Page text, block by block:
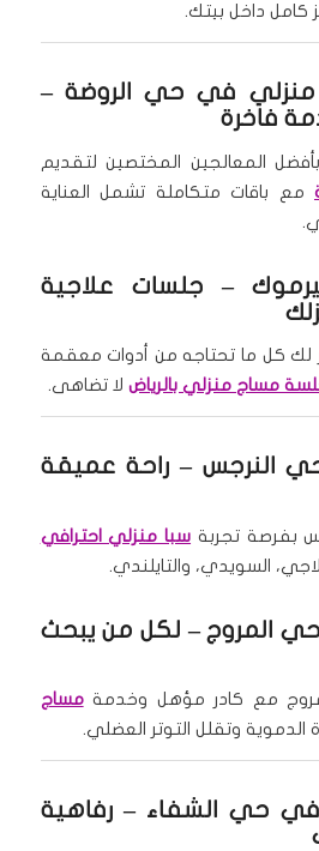
كامل داخل بيتك.
في حي الروضة –
فاخرة
المعالجين المختصين لتقديم
مع باقات متكاملة تشمل العناية
– جلسات علاجية
كل ما تحتاجه من أدوات معقمة
مساج منزلي بالرياضلا تضاهى.
النرجس – راحة عميقة
بفرصة تجربة سبا منزلي احترافي
السويدي، والتايلندي.
المروج – لكل من يبحث
مع كادر مؤهل وخدمةمساج
الدموية وتقلل التوتر العضلي.
في حي الشفاء – رفاهية